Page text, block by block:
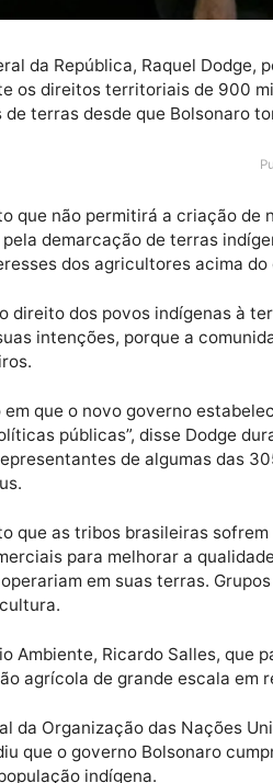
da República, Raquel
os direitos territoriais de
de terras desde que
pela demarcação de
dos agricultores
o direito dos povos
suas intenções, porque a
em que o novo governo
representantes de algumas
que as tribos brasileiras
para melhorar a